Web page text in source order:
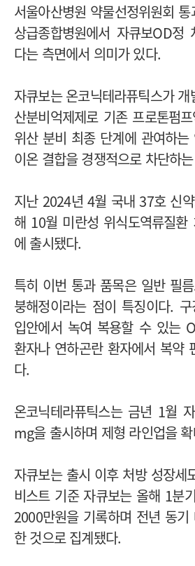
서울아산병원 약물선정위원회
상급종합병원에서 자큐보OD정
다는 측면에서 의미가 있다.
자큐보는 온코닉테라퓨틱스가
산분비억제제로 기존 프로톤펌
위산 분비 최종 단계에 관여하
이온 결합을 경쟁적으로 차단하
지난 2024년 4월 국내 37호 신
해 10월 미란성 위식도역류질환
에 출시됐다.
특히 이번 통과 품목은 일반 필
붕해정이라는 점이 특징이다.
입안에서 녹여 복용할 수 있는
환자나 연하곤란 환자에서 복약
다.
온코닉테라퓨틱스는 금년 1월
mg을 출시하며 제형 라인업을
자큐보는 출시 이후 처방 성장세
비스트 기준 자큐보는 올해 1분
2000만원을 기록하며 전년 동
한 것으로 집계됐다.